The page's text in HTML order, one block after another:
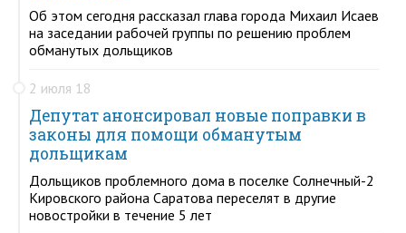
Об этом сегодня рассказал глава города Михаил Исаев
на заседании рабочей группы по решению проблем
обманутых дольщиков
2 июля 18
Депутат анонсировал новые поправки в
законы для помощи обманутым
дольщикам
Дольщиков проблемного дома в поселке Солнечный-2
Кировского района Саратова переселят в другие
новостройки в течение 5 лет